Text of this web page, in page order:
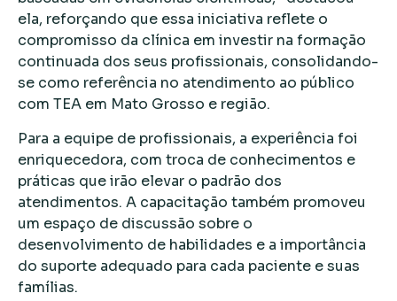
ela, reforçando que essa iniciativa reflete o
compromisso da clínica em investir na formação
continuada dos seus profissionais, consolidando-
se como referência no atendimento ao público
com TEA em Mato Grosso e região.
Para a equipe de profissionais, a experiência foi
enriquecedora, com troca de conhecimentos e
práticas que irão elevar o padrão dos
atendimentos. A capacitação também promoveu
um espaço de discussão sobre o
desenvolvimento de habilidades e a importância
do suporte adequado para cada paciente e suas
famílias.